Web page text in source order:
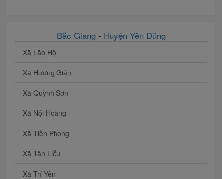
Bắc Giang- Huyện Yên Dũng
Xã Lão Hộ
Xã Hương Gián
Xã Quỳnh Sơn
Xã Nội Hoàng
Xã Tiền Phong
Xã Tân Liễu
Xã Trí Yên